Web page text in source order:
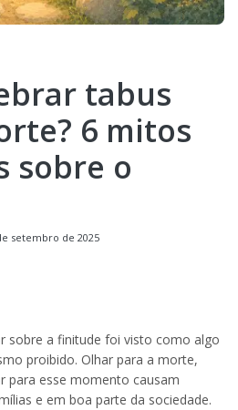
tabus
6 mitos
sobre o
setembro de 2025
sobre a finitude foi visto como algo
proibido. Olhar para a morte,
para esse momento causam
e em boa parte da sociedade.